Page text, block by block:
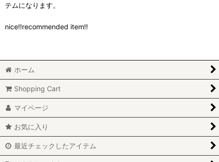
テムになります。
nice‼recommended item‼
ホーム
Shopping Cart
マイページ
お気に入り
最近チェックしたアイテム